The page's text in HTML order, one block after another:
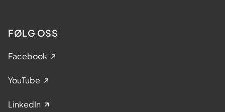
FØLG OSS
Facebook
YouTube
LinkedIn